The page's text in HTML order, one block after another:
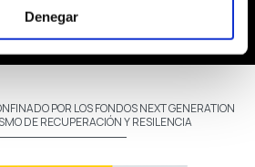
Denegar
POR LOS FONDOS NEXT GENERATION
DE RECUPERACIÓN Y RESILENCIA